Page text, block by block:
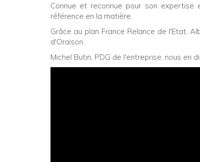
Connue et reconnue pour son
référence en la matière.
Grâce au plan France Relance de l'Etat,
d'Oraison.
Michel Butin, PDG de l'entreprise, nous en